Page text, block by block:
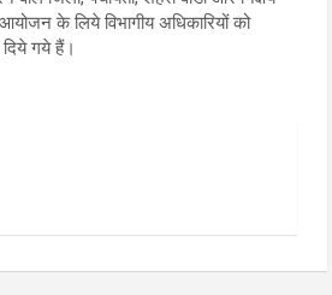
के लिये विभागीय अधिकारियों को
गये हैं।